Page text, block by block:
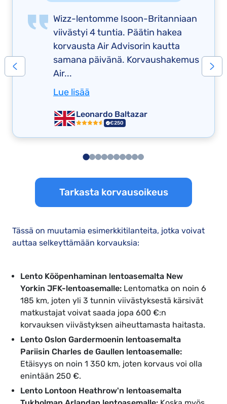
Wizz-lentomme Isoon-Britanniaan
viivästyi 4 tuntia. Päätin hakea
korvausta Air Advisorin kautta
samana päivänä. Korvaushakemus
Air...
Lue lisää
Leonardo Baltazar
€250
Tarkasta korvausoikeus
Tässä on muutamia esimerkkitilanteita, jotka voivat
auttaa selkeyttämään korvauksia:
Lento Kööpenhaminan lentoasemalta New
Yorkin JFK-lentoasemalle: Lentomatka on noin 6
185 km, joten yli 3 tunnin viivästyksestä kärsivät
matkustajat voivat saada jopa 600 €:n
korvauksen viivästyksen aiheuttamasta haitasta.
Lento Oslon Gardermoenin lentoasemalta
Pariisin Charles de Gaullen lentoasemalle:
Etäisyys on noin 1 350 km, joten korvaus voi olla
enintään 250 €.
Lento Lontoon Heathrow'n lentoasemalta